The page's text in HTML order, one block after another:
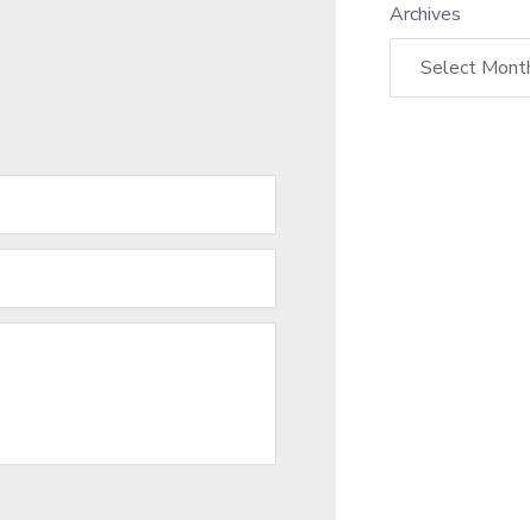
Archives